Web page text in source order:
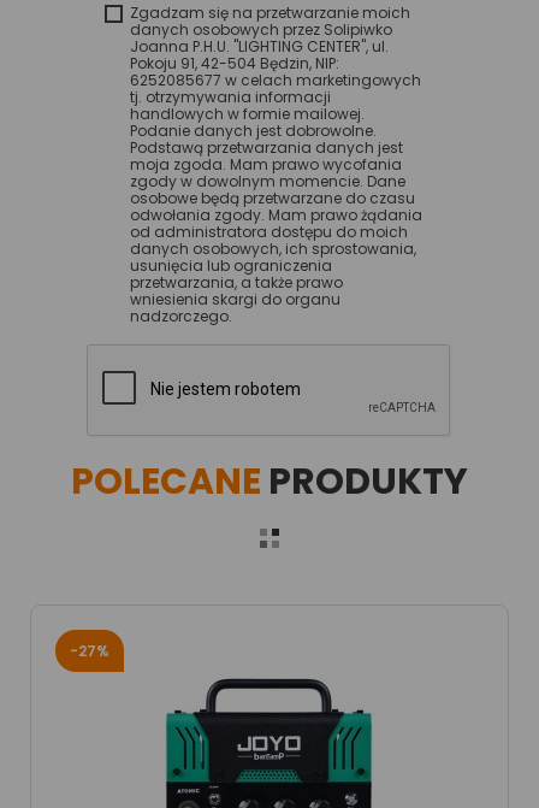
Zgadzam się na przetwarzanie moich
danych osobowych przez Solipiwko
Joanna P.H.U. "LIGHTING CENTER", ul.
Pokoju 91, 42-504 Będzin, NIP:
6252085677 w celach marketingowych
tj. otrzymywania informacji
handlowych w formie mailowej.
Podanie danych jest dobrowolne.
Podstawą przetwarzania danych jest
moja zgoda. Mam prawo wycofania
zgody w dowolnym momencie. Dane
osobowe będą przetwarzane do czasu
odwołania zgody. Mam prawo żądania
od administratora dostępu do moich
danych osobowych, ich sprostowania,
usunięcia lub ograniczenia
przetwarzania, a także prawo
wniesienia skargi do organu
nadzorczego.
POLECANE PRODUKTY
-27%